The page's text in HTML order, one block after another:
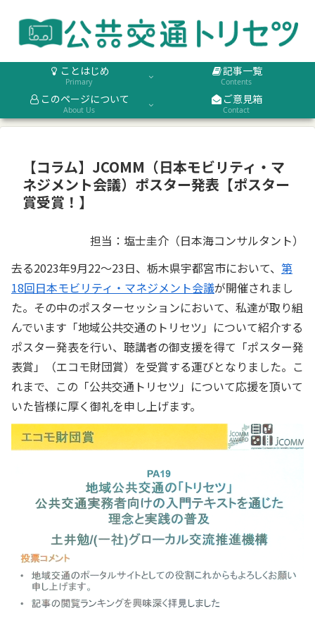
ことはじめ
Primary
記事一覧
Contents
このページについて
About Us
ご意見箱
Contact
【コラム】JCOMM（日本モビリティ・マ
ネジメント会議）ポスター発表【ポスター
賞受賞！】
担当：塩士圭介（日本海コンサルタント）
去る2023年9月22～23日、栃木県宇都宮市において、 第
18回日本モビリティ・マネジメント会議が開催されまし
た。その中のポスターセッションにおいて、私達が取り組
んでいます「地域公共交通のトリセツ」について紹介する
ポスター発表を行い、聴講者の御支援を得て「ポスター発
表賞」（エコモ財団賞）を受賞する運びとなりました。こ
れまで、この「公共交通トリセツ」について応援を頂いて
いた皆様に厚く御礼を申し上げます。